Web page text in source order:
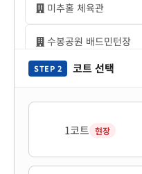
미추홀 체육관
수봉공원 배드민턴장
승학산 배드민턴장
STEP 2 코트 선택
1코트 현장